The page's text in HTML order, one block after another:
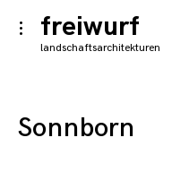
Skip
to
freiwurf
landschaftsarchitekturen
toggle
open/close
Sonnborn